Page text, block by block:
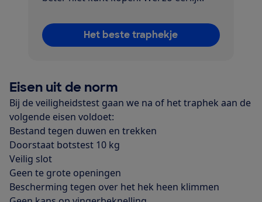
Het beste traphekje
Eisen uit de norm
Bij de veiligheidstest gaan we na of het traphek aan de
volgende eisen voldoet:​
Bestand tegen duwen en trekken
Doorstaat botstest 10 kg
Veilig slot
Geen te grote openingen
Bescherming tegen over het hek heen klimmen